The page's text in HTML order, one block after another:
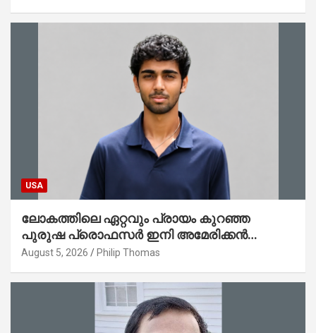
USA
ലോകത്തിലെ ഏറ്റവും പ്രായം കുറഞ്ഞ
പുരുഷ പ്രൊഫസർ ഇനി അമേരിക്കൻ
മലയാളി നേഥൻ തോമസ്
August 5, 2026 Philip Thomas